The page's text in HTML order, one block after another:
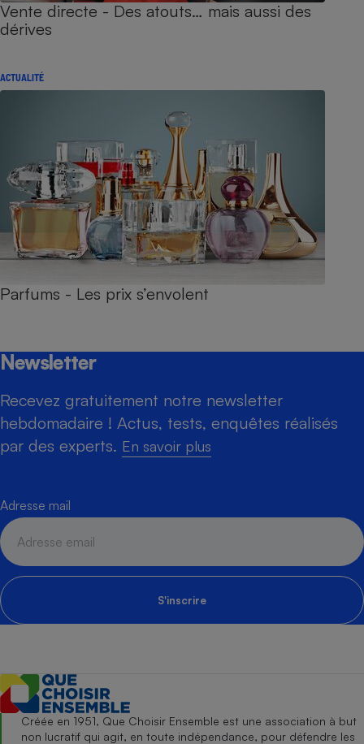
Vente directe - Des atouts… mais aussi des
dérives
ACTUALITÉ
Parfums - Les prix s’envolent
Newsletter
Recevez gratuitement notre newsletter
hebdomadaire ! Actus, tests, enquêtes réalisés
par des experts. En savoir plus
Adresse mail
S'inscrire
Créée en 1951, Que Choisir Ensemble est une association à but
non lucratif qui agit, en toute indépendance, pour défendre les